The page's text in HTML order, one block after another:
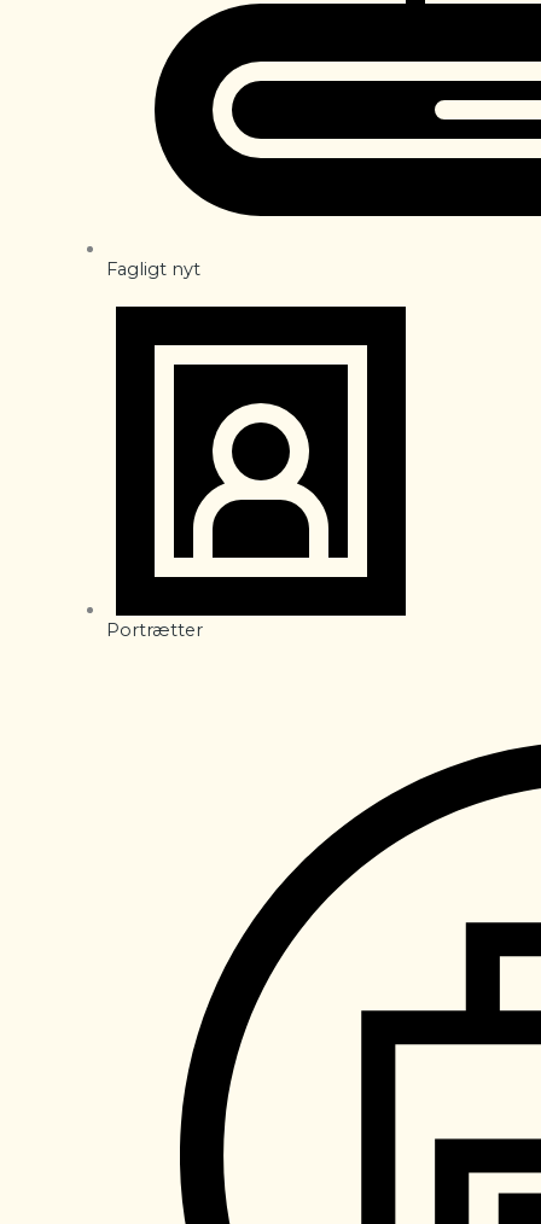
Fagligt nyt
Portrætter